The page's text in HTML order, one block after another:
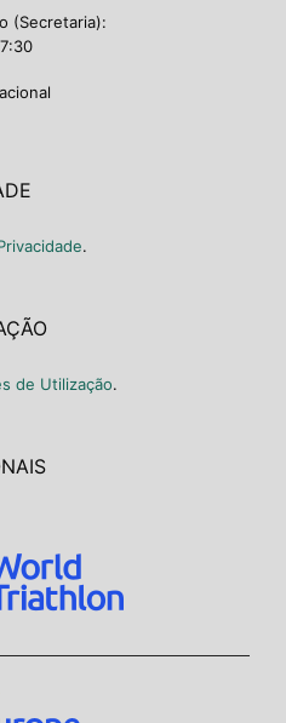
(Secretaria):
.
de Utilização.